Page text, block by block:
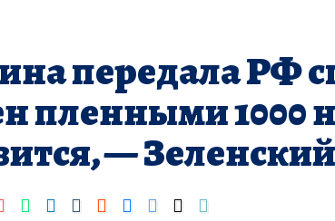
передала РФ
пленными 1000
— Зеленский